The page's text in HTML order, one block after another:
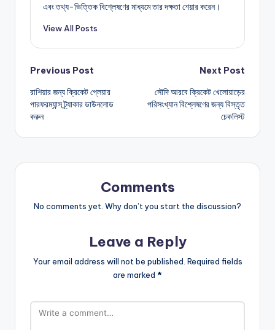
এবং তথ্য-ভিত্তিক বিশ্লেষণের মাধ্যমে তার দক্ষতা শেয়ার করেন।
View All Posts
Post
navigation
Previous Post
রাশিয়ার জন্য ক্রিকেট প্লেয়ার
পারফরম্যান্স ট্র্যাকার ডাউনলোড
করুন
Next Post
সৌদি আরবে ক্রিকেট খেলোয়াড়ের
পরিসংখ্যান বিশ্লেষণের জন্য বিস্তৃত
চেকলিস্ট
Comments
No comments yet. Why don’t you start the discussion?
Leave a Reply
Your email address will not be published. Required fields
are marked *